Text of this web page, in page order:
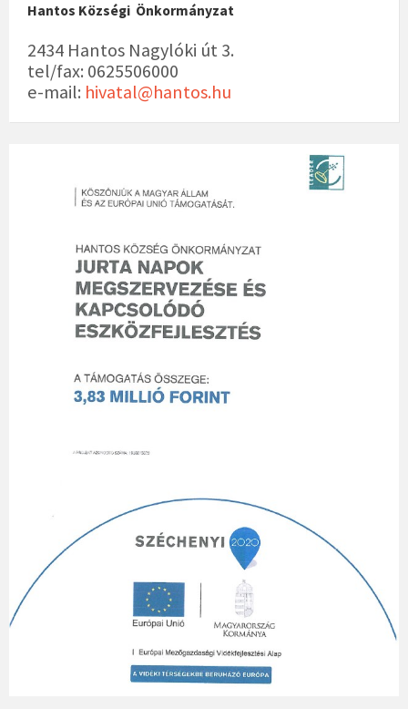
Hantos Községi Önkormányzat
2434 Hantos Nagylóki út 3.
tel/fax: 0625506000
e-mail: hivatal@hantos.hu